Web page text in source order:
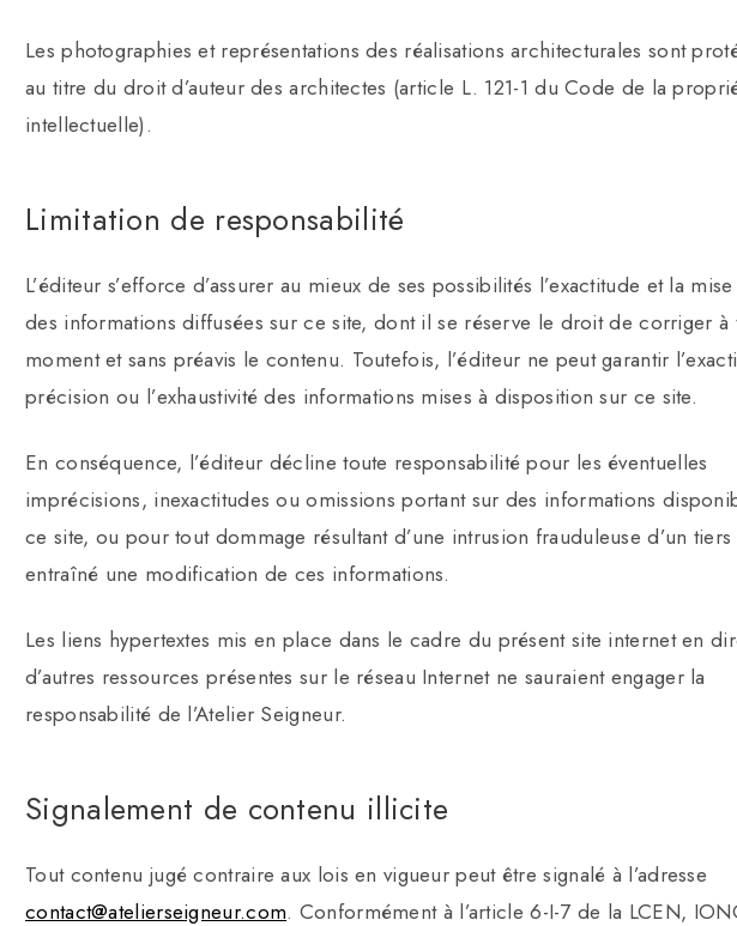
Les photographies et représentations des réalisations architecturales sont
au titre du droit d’auteur des architectes (article L. 121-1 du Code de la
intellectuelle).
Limitation de responsabilité
L’éditeur s’efforce d’assurer au mieux de ses possibilités l’exactitude et la
des informations diffusées sur ce site, dont il se réserve le droit de corriger à
moment et sans préavis le contenu. Toutefois, l’éditeur ne peut garantir
précision ou l’exhaustivité des informations mises à disposition sur ce site.
En conséquence, l’éditeur décline toute responsabilité pour les éventuelles
imprécisions, inexactitudes ou omissions portant sur des informations
ce site, ou pour tout dommage résultant d’une intrusion frauduleuse d’un tiers
entraîné une modification de ces informations.
Les liens hypertextes mis en place dans le cadre du présent site internet en
d’autres ressources présentes sur le réseau Internet ne sauraient engager la
responsabilité de l’Atelier Seigneur.
Signalement de contenu illicite
Tout contenu jugé contraire aux lois en vigueur peut être signalé à l’adresse
contact@atelierseigneur.com. Conformément à l’article 6-I-7 de la LCEN,